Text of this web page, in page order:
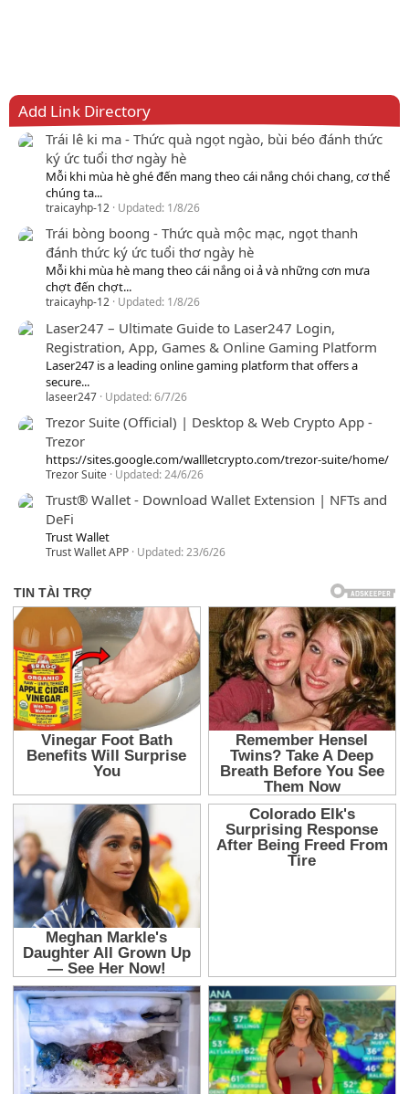
Add Link Directory
Trái lê ki ma - Thức quà ngọt ngào, bùi béo đánh thức
ký ức tuổi thơ ngày hè
Mỗi khi mùa hè ghé đến mang theo cái nắng chói chang, cơ thể
chúng ta...
traicayhp-12 Updated: 1/8/26
Trái bòng boong - Thức quà mộc mạc, ngọt thanh
đánh thức ký ức tuổi thơ ngày hè
Mỗi khi mùa hè mang theo cái nắng oi ả và những cơn mưa
chợt đến chợt...
traicayhp-12 Updated: 1/8/26
Laser247 – Ultimate Guide to Laser247 Login,
Registration, App, Games & Online Gaming Platform
Laser247 is a leading online gaming platform that offers a
secure...
laseer247 Updated:6/7/26
Trezor Suite (Official) | Desktop & Web Crypto App -
Trezor
https://sites.google.com/wallletcrypto.com/trezor-suite/home/
Trezor Suite Updated:24/6/26
Trust® Wallet - Download Wallet Extension | NFTs and
DeFi
Trust Wallet
Trust Wallet APP Updated:23/6/26